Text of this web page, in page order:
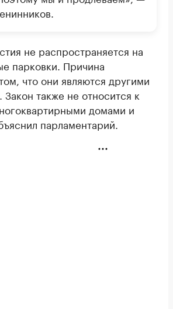
не распространяется на
парковки. Причина
что они являются другими
также не относится к
домами и
парламентарий.